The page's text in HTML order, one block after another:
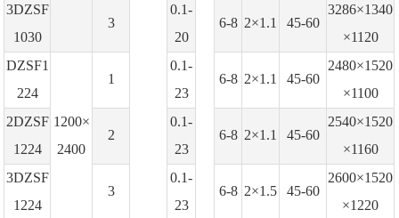
3DZSF
1030
3
0.1-
20
6-8 2×1.1 45-60
3286×1340
×1120
DZSF1
224
1200×
2400
1
0.1-
23
6-8 2×1.1 45-60
2480×1520
×1100
2DZSF
1224
2
0.1-
23
6-8 2×1.1 45-60
2540×1520
×1160
3DZSF
1224
3
0.1-
23
6-8 2×1.5 45-60
2600×1520
×1220